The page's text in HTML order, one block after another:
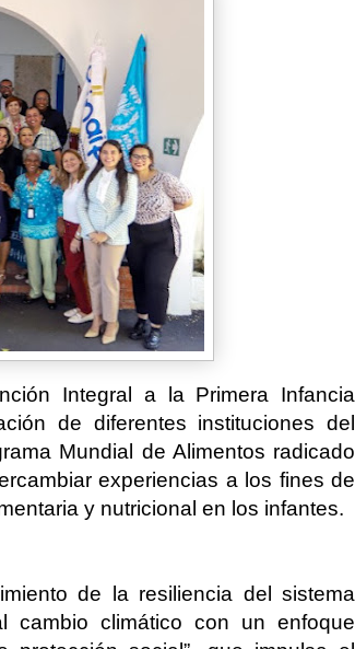
Integral a la Primera Infancia
de diferentes instituciones del
Mundial de Alimentos radicado
experiencias a los fines de
y nutricional en los infantes.
de la resiliencia del sistema
cambio climático con un enfoque